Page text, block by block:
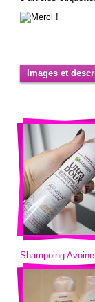
Images et
Shampoing Avoine